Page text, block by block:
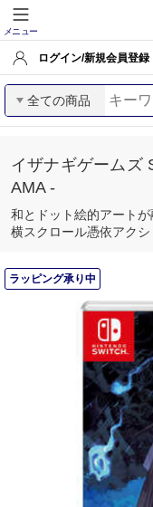
メニュー
ログイン/新規会員登録
全ての商品
イザナギゲームズ
AMA -
和とドット絵的アート
横スクロール憑依アク
ラッピング承り中